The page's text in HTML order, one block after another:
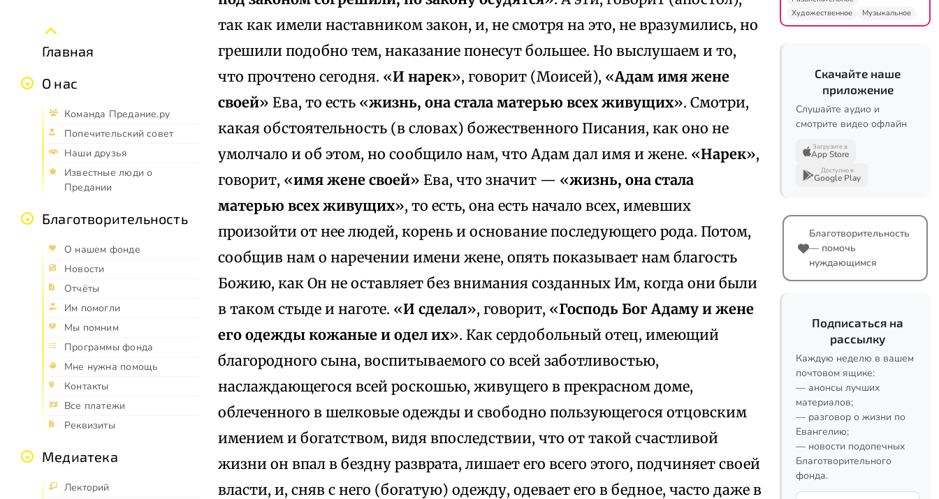
Главная
О нас
Команда Предание.ру
Попечительский совет
Наши друзья
Известные люди о
Предании
Благотворительность
О нашем фонде
Новости
Отчёты
Им помогли
Мы помним
Программы фонда
Мне нужна помощь
Контакты
Все платежи
Реквизиты
Медиатека
Лекторий
так как имели наставником закон, и, не смотря на это, не вразумились, но
грешили подобно тем, наказание понесут большее. Но выслушаем и то,
что прочтено сегодня. «И нарек», говорит (Моисей), «Адам имя жене
своей» Ева, то есть «жизнь, она стала матерью всех живущих». Смотри,
какая обстоятельность (в словах) божественного Писания, как оно не
умолчало и об этом, но сообщило нам, что Адам дал имя и жене. «Нарек»,
говорит, «имя жене своей» Ева, что значит — «жизнь, она стала
матерью всех живущих», то есть, она есть начало всех, имевших
произойти от нее людей, корень и основание последующего рода. Потом,
сообщив нам о наречении имени жене, опять показывает нам благость
Божию, как Он не оставляет без внимания созданных Им, когда они были
в таком стыде и наготе. «И сделал», говорит, «Господь Бог Адаму и жене
его одежды кожаные и одел их». Как сердобольный отец, имеющий
благородного сына, воспитываемого со всей заботливостью,
наслаждающегося всей роскошью, живущего в прекрасном доме,
облеченного в шелковые одежды и свободно пользующегося отцовским
имением и богатством, видя впоследствии, что от такой счастливой
жизни он впал в бездну разврата, лишает его всего этого, подчиняет своей
власти, и, сняв с него (богатую) одежду, одевает его в бедное, часто даже в
Художественное
Музыкальное
Скачайте наше
приложение
Слушайте аудио и
смотрите видео офлайн
Загрузите в
App Store
Доступно в
Google Play
Благотворительность
— помочь
нуждающимся
Подписаться на
рассылку
Каждую неделю в вашем
почтовом ящике:
— анонсы лучших
материалов;
— разговор о жизни по
Евангелию;
— новости подопечных
Благотворительного
фонда.